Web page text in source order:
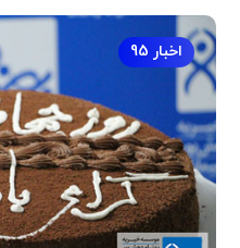
اخبار 95